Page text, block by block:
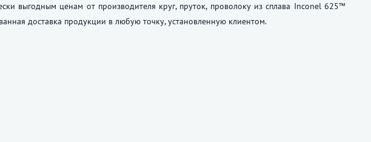
выгодным ценам от производителя круг, пруток, проволоку из сплава Inconel 625™
доставка продукции в любую точку, установленную клиентом.